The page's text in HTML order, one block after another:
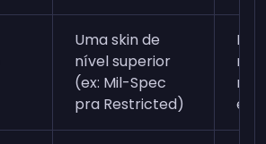
Uma skin de
nível superior
(ex: Mil-Spec
pra Restricted)
e